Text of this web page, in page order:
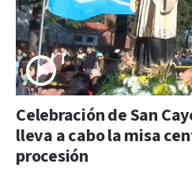
Celebración de San
lleva a cabo la misa
procesión